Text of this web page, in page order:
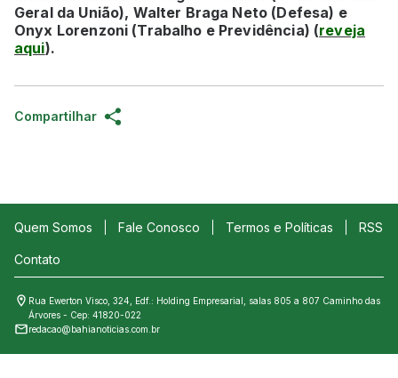
Geral da União), Walter Braga Neto (Defesa) e
Onyx Lorenzoni (Trabalho e Previdência) (reveja
aqui).
Compartilhar
Quem Somos Fale Conosco Termos e Políticas RSS
Contato
Rua Ewerton Visco, 324, Edf.: Holding Empresarial, salas 805 a 807 Caminho das
Árvores - Cep: 41820-022
redacao@bahianoticias.com.br